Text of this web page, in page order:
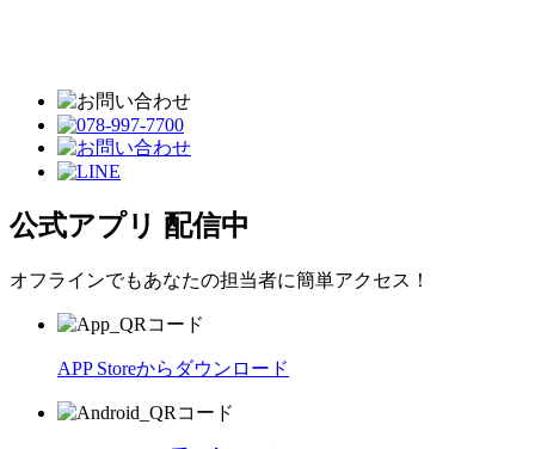
公式アプリ 配信中
オフラインでもあなたの担当者に簡単アクセス！
APP Storeからダウンロード